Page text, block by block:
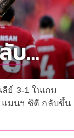
ย์ 3-1 ในเกม
แมนฯ ซิตี กลับขึ้น